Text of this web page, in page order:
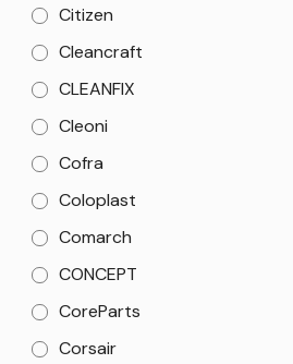
Citizen
Cleancraft
CLEANFIX
Cleoni
Cofra
Coloplast
Comarch
CONCEPT
CoreParts
Corsair